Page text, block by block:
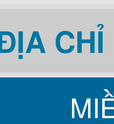
tắm Daros
CHỈ